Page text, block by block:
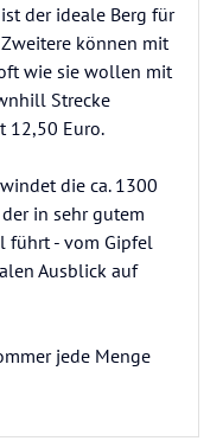
der ideale Berg für
können mit
wie sie wollen mit
Strecke
12,50 Euro.
die ca. 1300
in sehr gutem
führt - vom Gipfel
Ausblick auf
jede Menge